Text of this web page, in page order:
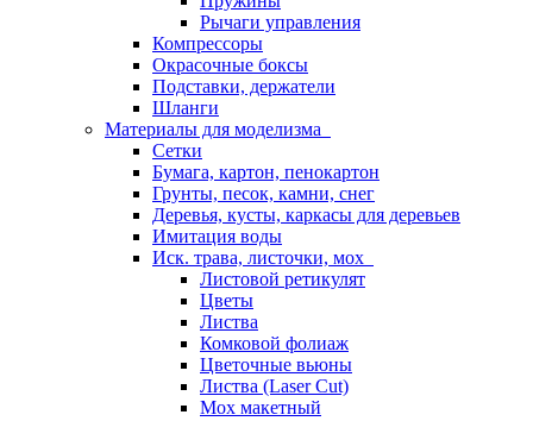
Рычаги управления
Компрессоры
Окрасочные боксы
Подставки, держатели
Шланги
Материалы для моделизма
Сетки
Бумага, картон, пенокартон
Грунты, песок, камни, снег
Деревья, кусты, каркасы для деревьев
Имитация воды
Иск. трава, листочки, мох
Листовой ретикулят
Цветы
Листва
Комковой фолиаж
Цветочные вьюны
Листва (Laser Cut)
Мох макетный